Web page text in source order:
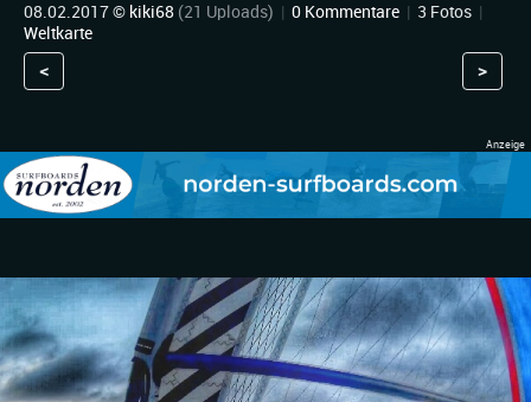
08.02.2017 © kiki68 (21 Uploads) | 0 Kommentare | 3 Fotos |
Weltkarte
< >